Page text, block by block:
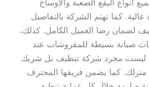
أنواع البقع الصعبة والأوساخ
عالية. كما تهتم الشركة بالتفاصيل
لضمان رضا العميل الكامل. كذلك،
صيانة بسيطة للمفروشات عند
ليست مجرد شركة تنظيف بل شريك
كما يضمن فريقها المحترف